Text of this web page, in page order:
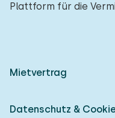
Plattform für die
Mietvertrag
Datenschutz &